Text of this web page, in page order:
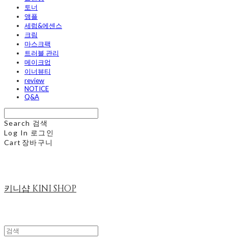
토너
앰플
세럼&에센스
크림
마스크팩
트러블 관리
메이크업
이너뷰티
review
NOTICE
Q&A
Search 검색
Log In 로그인
Cart 장바구니
키니샵 KINI SHOP